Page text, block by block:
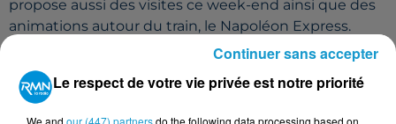
propose aussi des visites ce week-end ainsi que des
animations autour du train, le Napoléon Express.
Les animations de Pontivy Communauté ce week-
end.
Le respect de votre vie privée est notre priorité
We and our (447) partnersdo the following data processing based on
Continuer sans accepter